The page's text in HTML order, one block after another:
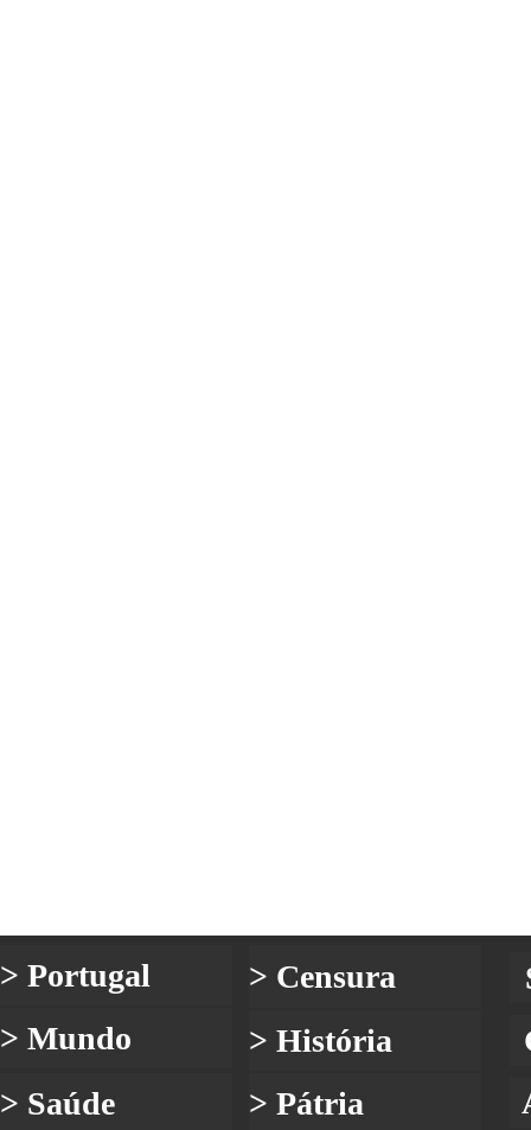
> Portugal
> Mundo
> Saúde
> Censura
> História
> Pátria